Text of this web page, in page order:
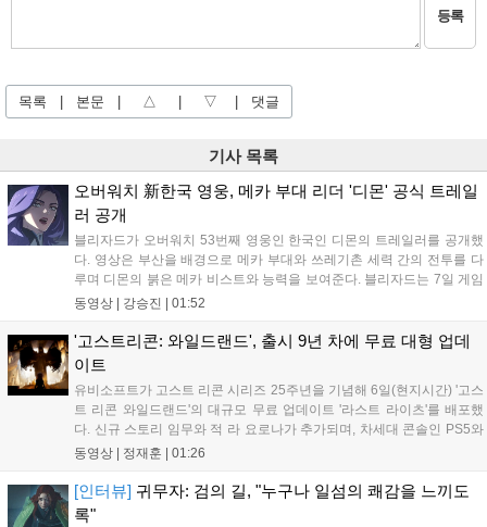
등록
목록 본문 △ ▽ 댓글
기사 목록
오버워치 新한국 영웅, 메카 부대 리더 '디몬' 공식 트레일
러 공개
블리자드가 오버워치 53번째 영웅인 한국인 디몬의 트레일러를 공개했
다. 영상은 부산을 배경으로 메카 부대와 쓰레기촌 세력 간의 전투를 다
루며 디몬의 붉은 메카 비스트와 능력을 보여준다. 블리자드는 7일 게임
플레이 영상 공개를 시작으로 10일 시즌4 트레일러를 선보이며, 11일 시
론의 대립이 본격화될 전망이다....
동영상 | 강승진 01:52
'고스트리콘: 와일드랜드', 출시 9년 차에 무료 대형 업데
이트
유비소프트가 고스트 리콘 시리즈 25주년을 기념해 6일(현지시간) '고스
트 리콘 와일드랜드'의 대규모 무료 업데이트 '라스트 라이츠'를 배포했
다. 신규 스토리 임무와 적 라 요로나가 추가되며, 차세대 콘솔인 PS5와
Xbox Series X|S에서 4K 60FPS를 지원한다. 또한 편의성 개선과 함께
리를 제공한다....
동영상 | 정재훈 01:26
[인터뷰] 귀무자: 검의 길, "누구나 일섬의 쾌감을 느끼도
록"